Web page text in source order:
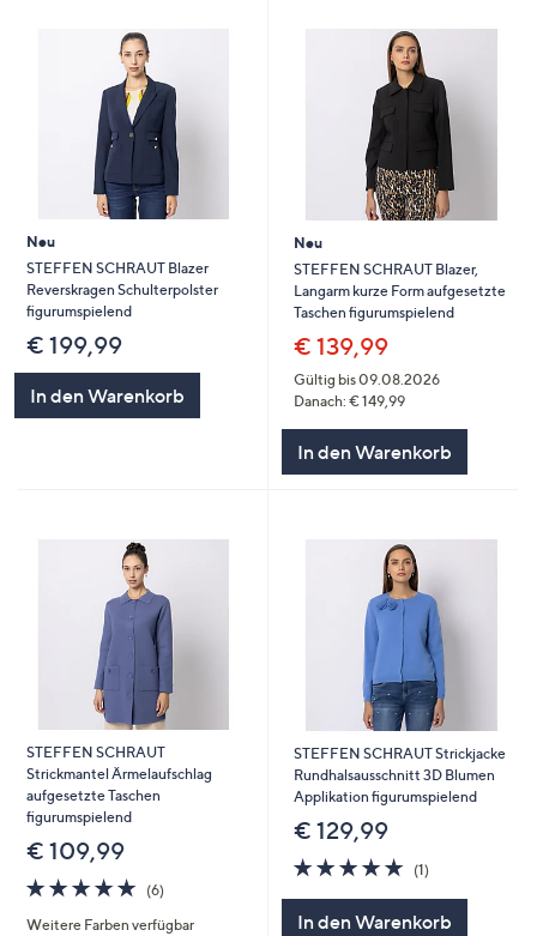
Neu
STEFFEN SCHRAUT Blazer
Reverskragen Schulterpolster
figurumspielend
€ 199,99
In den Warenkorb
Neu
STEFFEN SCHRAUT Blazer,
Langarm kurze Form aufgesetzte
Taschen figurumspielend
€ 139,99
Gültig bis 09.08.2026
Danach: € 149,99
In den Warenkorb
STEFFEN SCHRAUT
Strickmantel Ärmelaufschlag
aufgesetzte Taschen
figurumspielend
€ 109,99
5.0
von
5
(6)
Weitere Farben verfügbar
STEFFEN SCHRAUT Strickjacke
Rundhalsausschnitt 3D Blumen
Applikation figurumspielend
€ 129,99
5.0
von
(1)
In den Warenkorb